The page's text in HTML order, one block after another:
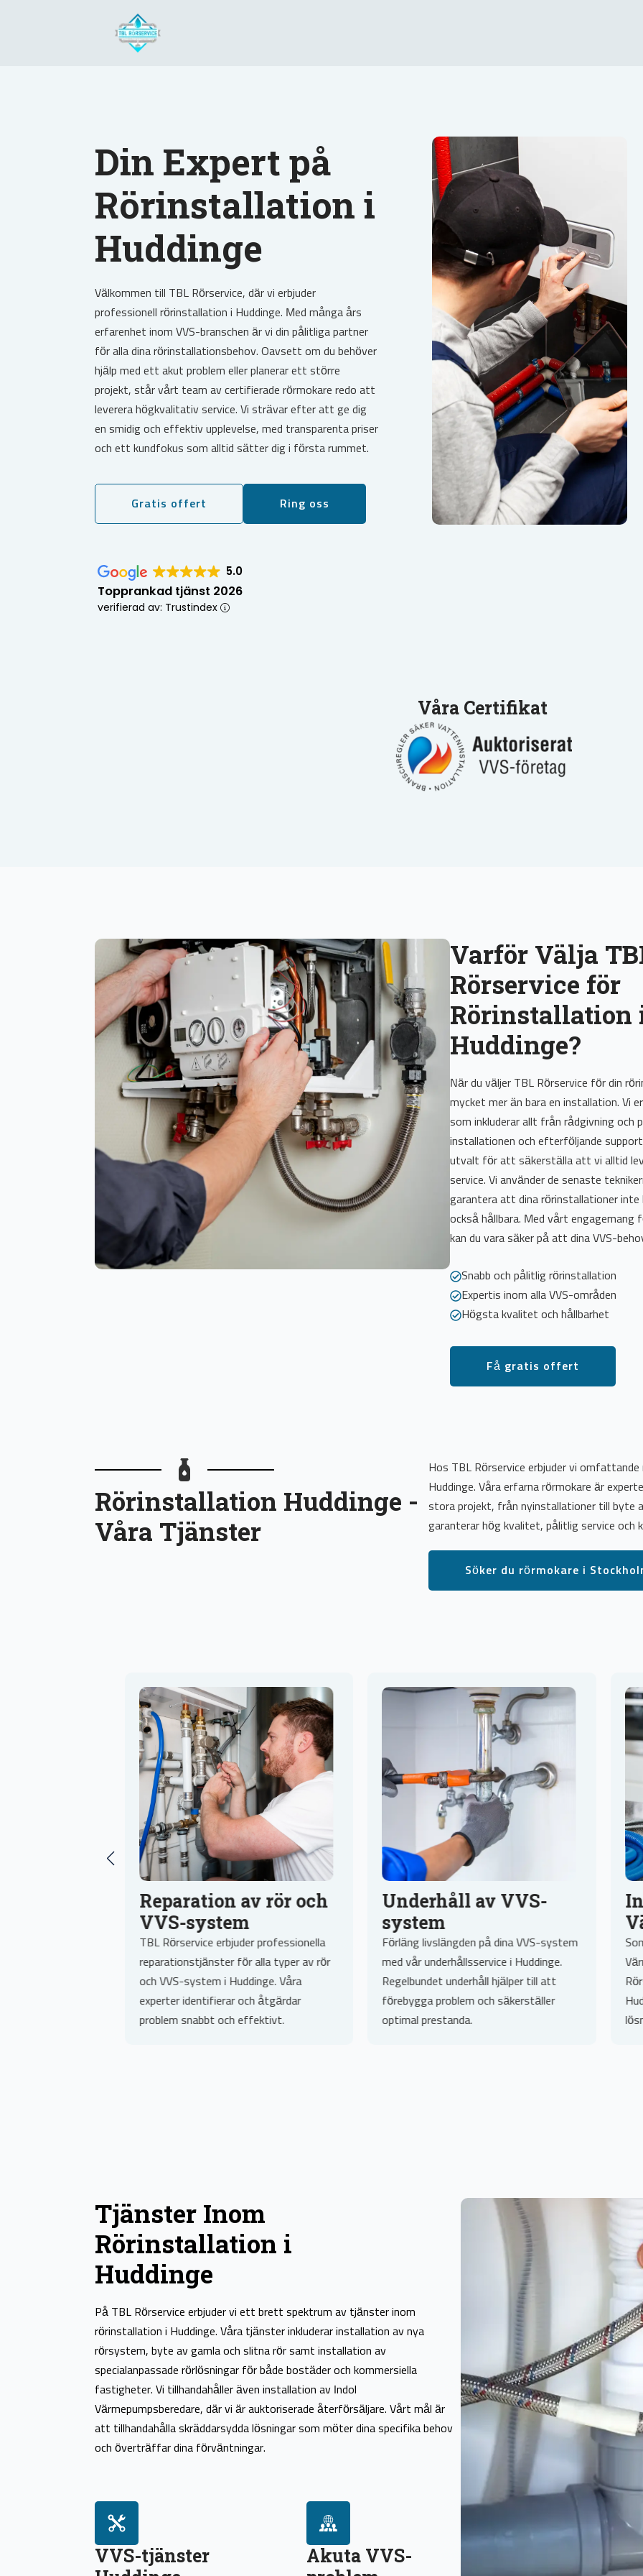
Din Expert på
Rörinstallation i
Huddinge
Välkommen till TBL Rörservice, där vi erbjuder
professionell rörinstallation i Huddinge. Med många års
erfarenhet inom VVS-branschen är vi din pålitliga partner
för alla dina rörinstallationsbehov. Oavsett om du behöver
hjälp med ett akut problem eller planerar ett större
projekt, står vårt team av certifierade rörmokare redo att
leverera högkvalitativ service. Vi strävar efter att ge dig
en smidig och effektiv upplevelse, med transparenta priser
och ett kundfokus som alltid sätter dig i första rummet.
Gratis offert Ring oss
5.0
Topprankad tjänst 2026
verifierad av: Trustindex
Våra Certifikat
Varför Välja
Rörservice för
Rörinstallation
Huddinge?
När du väljer TBL Rörservice för din
mycket mer än bara en installation. Vi
som inkluderar allt från rådgivning och
installationen och efterföljande
utvalt för att säkerställa att vi alltid
service. Vi använder de senaste
garantera att dina rörinstallationer inte
också hållbara. Med vårt engagemang
kan du vara säker på att dina VVS-
Snabb och pålitlig rörinstallation
Expertis inom alla VVS-områden
Högsta kvalitet och hållbarhet
Få gratis offert
Rörinstallation Huddinge -
Våra Tjänster
Hos TBL Rörservice erbjuder vi
Huddinge. Våra erfarna rörmokare är
stora projekt, från nyinstallationer till byte
garanterar hög kvalitet, pålitlig service och
Söker du rörmokare i
av rör och
Rörservice erbjuder professionella
för alla typer av rör
VVS-system i Huddinge. Våra
identifierar och åtgärdar
Underhåll av VVS-
system
Förläng livslängden på dina VVS-system
med vår underhållsservice i Huddinge.
Regelbundet underhåll hjälper till att
förebygga problem och säkerställer
optimal prestanda.
Installation av
Som auktoriserad återförsäljare
Värmepumpsberedare erbjuder
Rörservice professionell
Huddinge. Vi hjälper dig att välja
Tjänster Inom
Rörinstallation i
Huddinge
På TBL Rörservice erbjuder vi ett brett spektrum av tjänster inom
rörinstallation i Huddinge. Våra tjänster inkluderar installation av nya
rörsystem, byte av gamla och slitna rör samt installation av
specialanpassade rörlösningar för både bostäder och kommersiella
fastigheter. Vi tillhandahåller även installation av Indol
Värmepumpsberedare, där vi är auktoriserade återförsäljare. Vårt mål är
att tillhandahålla skräddarsydda lösningar som möter dina specifika behov
och överträffar dina förväntningar.
VVS-tjänster
Akuta VVS-